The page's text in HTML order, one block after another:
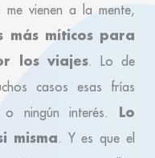
vienen a la mente,
más míticos para
los viajes. Lo de
casos esas frías
o ningún interés. Lo
misma. Y es que el